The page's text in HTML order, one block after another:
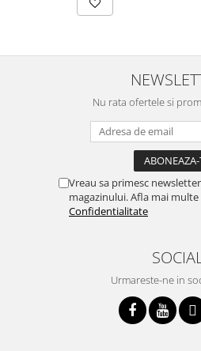
Nu rata ofertele si
Vreau sa primesc
magazinului. Afla mai multe
Confidentialitate
Urmareste-ne in